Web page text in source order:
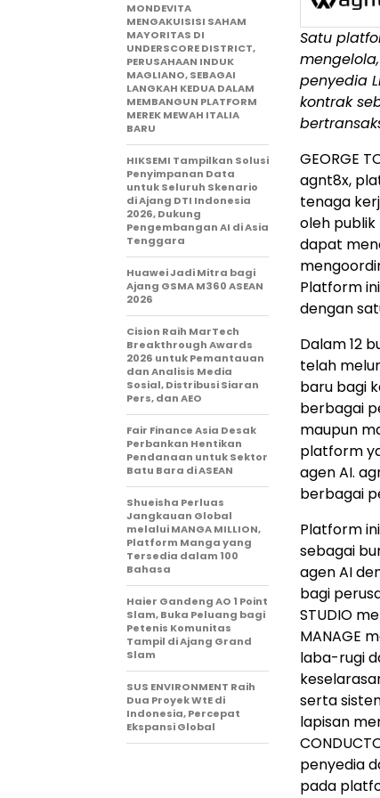
Satu
penyedia
kontrak
GEORGE
agnt8x,
tenaga
oleh publik
dapat
Platform
dengan
Dalam 12
telah
baru bagi
berbagai
maupun
platform
agen AI.
berbagai
Platform
sebagai
agen AI
bagi
STUDIO
MANAGE
laba-rugi
serta
lapisan
penyedia
pada
MONDEVITA
MENGAKUISISI SAHAM
MAYORITAS DI
UNDERSCORE DISTRICT,
PERUSAHAAN INDUK
MAGLIANO, SEBAGAI
LANGKAH KEDUA DALAM
MEMBANGUN PLATFORM
MEREK MEWAH ITALIA
BARU
HIKSEMI Tampilkan Solusi
Penyimpanan Data
untuk Seluruh Skenario
di Ajang DTI Indonesia
2026, Dukung
Pengembangan AI di Asia
Tenggara
Huawei Jadi Mitra bagi
Ajang GSMA M360 ASEAN
2026
Cision Raih MarTech
Breakthrough Awards
2026 untuk Pemantauan
dan Analisis Media
Sosial, Distribusi Siaran
Pers, dan AEO
Fair Finance Asia Desak
Perbankan Hentikan
Pendanaan untuk Sektor
Batu Bara di ASEAN
Shueisha Perluas
Jangkauan Global
melalui MANGA MILLION,
Platform Manga yang
Tersedia dalam 100
Bahasa
Haier Gandeng AO 1 Point
Slam, Buka Peluang bagi
Petenis Komunitas
Tampil di Ajang Grand
Slam
SUS ENVIRONMENT Raih
Dua Proyek WtE di
Indonesia, Percepat
Ekspansi Global